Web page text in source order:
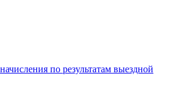
по результатам выездной